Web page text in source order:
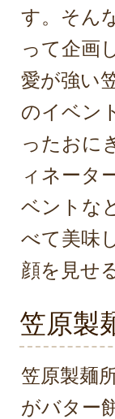
す。そん
って企画
愛が強い
のイベン
ったおに
ィネータ
ベントな
べて美味
顔を見せ
笠原製
笠原製麺
がバター